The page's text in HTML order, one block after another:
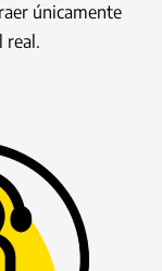
únicamente
real.